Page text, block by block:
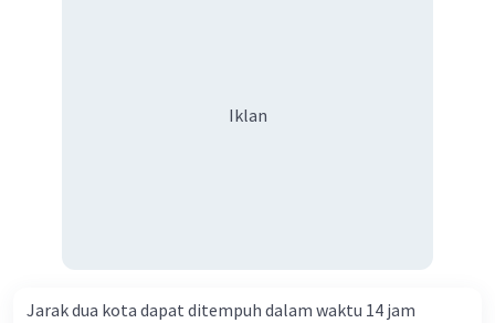
Iklan
Jarak dua kota dapat ditempuh dalam waktu 14 jam